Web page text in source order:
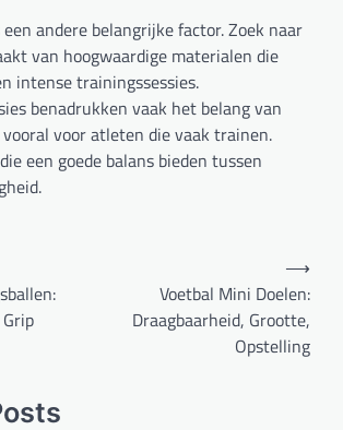
andere belangrijke factor. Zoek naar
van hoogwaardige materialen die
intense trainingssessies.
benadrukken vaak het belang van
voor atleten die vaak trainen.
een goede balans bieden tussen
Voetbal Mini Doelen:
Draagbaarheid, Grootte,
Opstelling
⟶